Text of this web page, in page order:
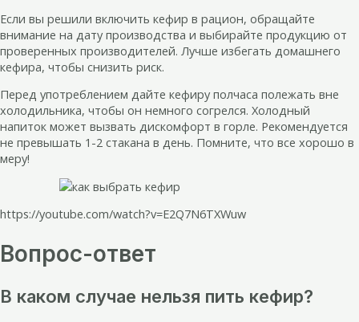
Если вы решили включить кефир в рацион, обращайте
внимание на дату производства и выбирайте продукцию от
проверенных производителей. Лучше избегать домашнего
кефира, чтобы снизить риск.
Перед употреблением дайте кефиру полчаса полежать вне
холодильника, чтобы он немного согрелся. Холодный
напиток может вызвать дискомфорт в горле. Рекомендуется
не превышать 1-2 стакана в день. Помните, что все хорошо в
меру!
https://youtube.com/watch?v=E2Q7N6TXWuw
Вопрос-ответ
В каком случае нельзя пить кефир?